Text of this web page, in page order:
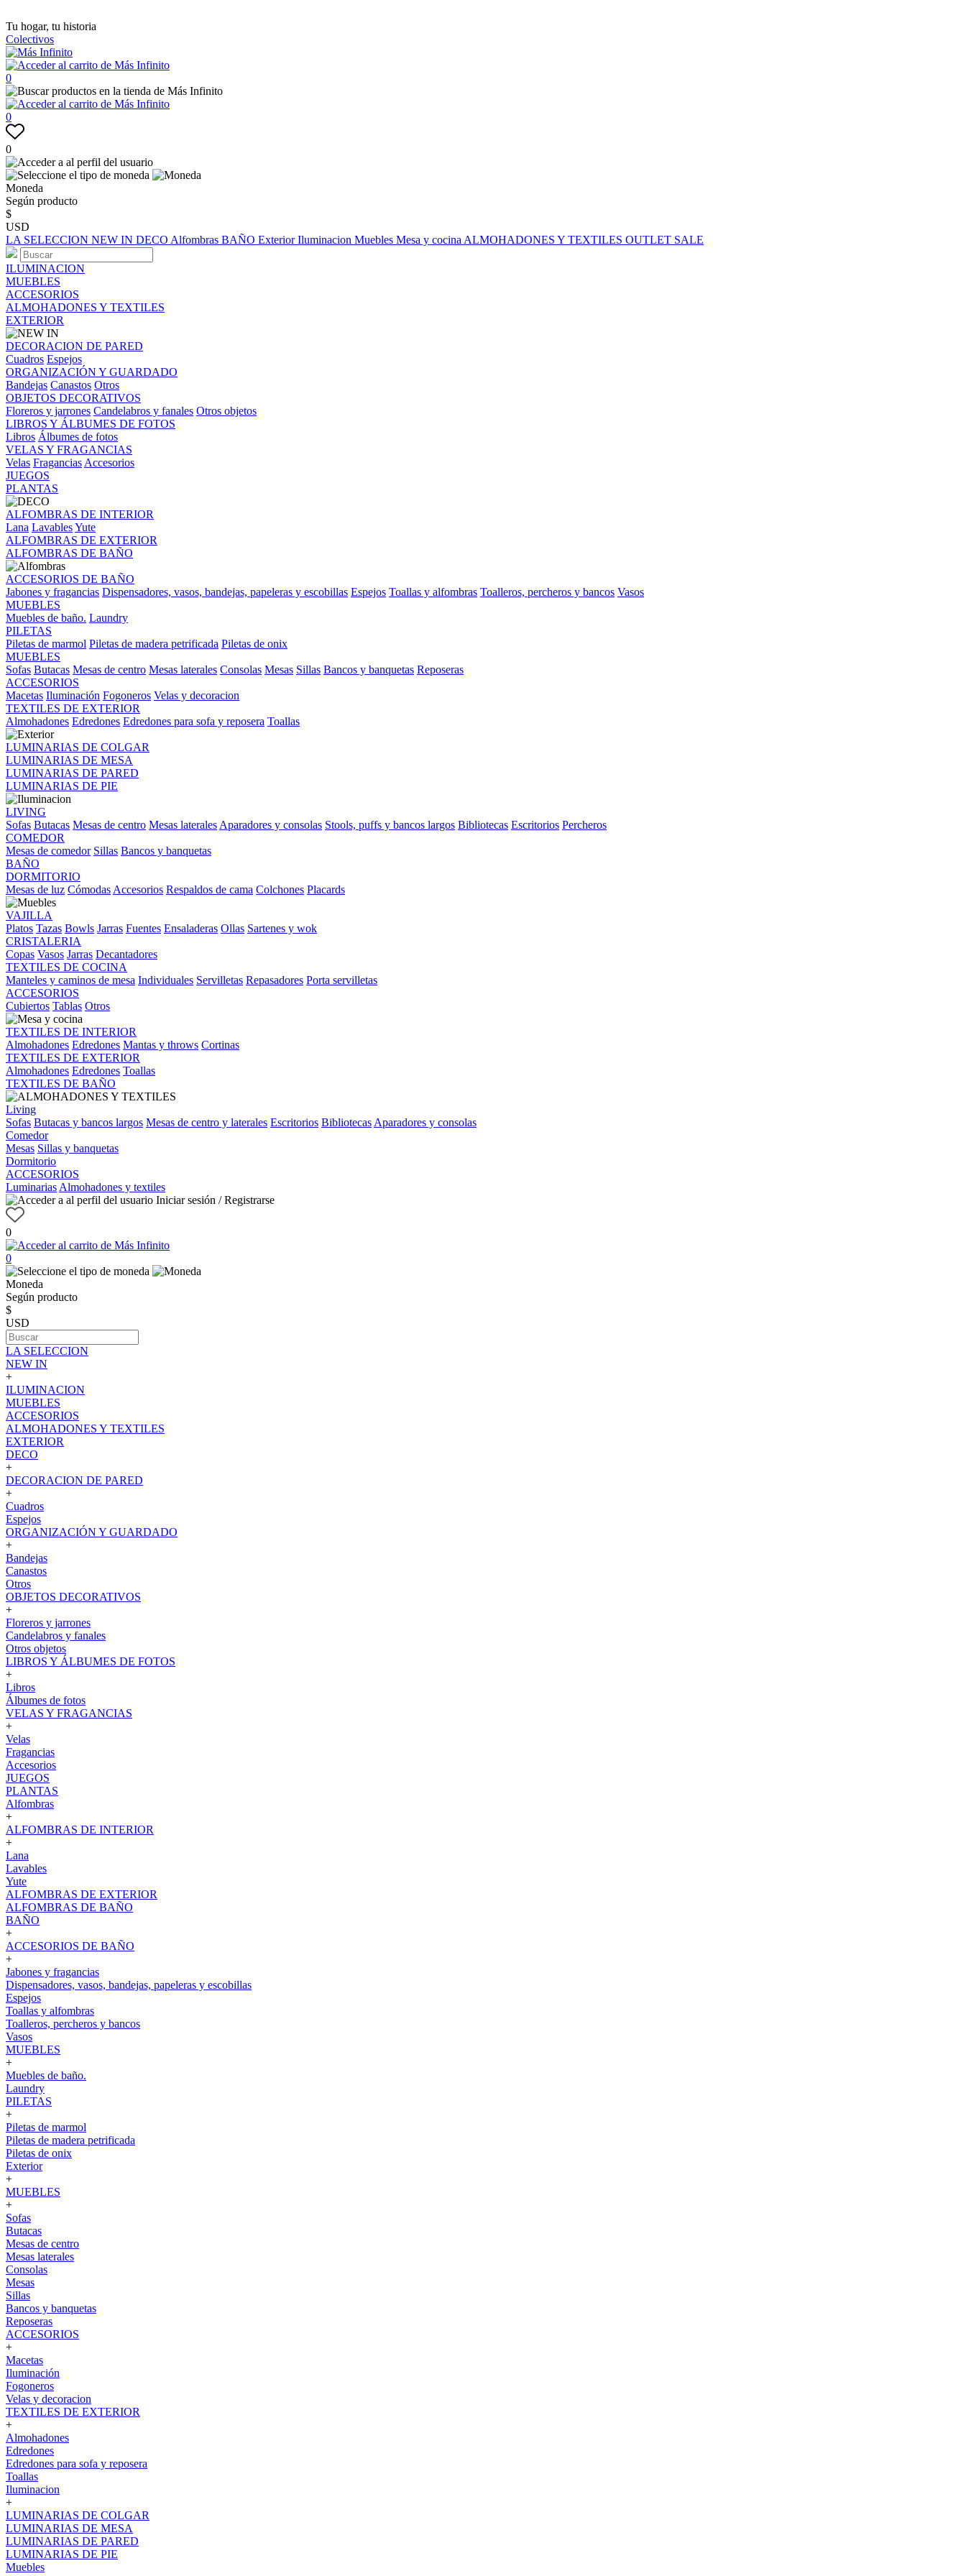
Tu hogar, tu historia
Colectivos
0
0
0
Moneda
Según producto
$
USD
LA SELECCION NEW IN DECO Alfombras BAÑO ExteriorIluminacion Muebles Mesa y cocina ALMOHADONES Y TEXTILES OUTLET SALE
ILUMINACION
MUEBLES
ACCESORIOS
ALMOHADONES Y TEXTILES
EXTERIOR
DECORACION DE PARED
Cuadros Espejos
ORGANIZACIÓN Y GUARDADO
Bandejas Canastos Otros
OBJETOS DECORATIVOS
Floreros y jarrones Candelabros y fanales Otros objetos
LIBROS Y ÁLBUMES DE FOTOS
Libros Álbumes de fotos
VELAS Y FRAGANCIAS
Velas Fragancias Accesorios
JUEGOS
PLANTAS
ALFOMBRAS DE INTERIOR
Lana LavablesYute
ALFOMBRAS DE EXTERIOR
ALFOMBRAS DE BAÑO
ACCESORIOS DE BAÑO
Jabones y fragancias Dispensadores, vasos, bandejas, papeleras y escobillas Espejos Toallas y alfombras Toalleros, percheros y bancos Vasos
MUEBLES
Muebles de baño. Laundry
PILETAS
Piletas de marmol Piletas de madera petrificada Piletas de onix
MUEBLES
Sofas Butacas Mesas de centro Mesas laterales Consolas Mesas Sillas Bancos y banquetas Reposeras
ACCESORIOS
Macetas Iluminación Fogoneros Velas y decoracion
TEXTILES DE EXTERIOR
Almohadones Edredones Edredones para sofa y reposera Toallas
LUMINARIAS DE COLGAR
LUMINARIAS DE MESA
LUMINARIAS DE PARED
LUMINARIAS DE PIE
LIVING
Sofas Butacas Mesas de centro Mesas laterales Aparadores y consolas Stools, puffs y bancos largos Bibliotecas Escritorios Percheros
COMEDOR
Mesas de comedor Sillas Bancos y banquetas
BAÑO
DORMITORIO
Mesas de luz Cómodas Accesorios Respaldos de cama Colchones Placards
VAJILLA
Platos Tazas Bowls Jarras Fuentes Ensaladeras Ollas Sartenes y wok
CRISTALERIA
Copas Vasos Jarras Decantadores
TEXTILES DE COCINA
Manteles y caminos de mesa Individuales Servilletas Repasadores Porta servilletas
ACCESORIOS
Cubiertos Tablas Otros
TEXTILES DE INTERIOR
Almohadones Edredones Mantas y throws Cortinas
TEXTILES DE EXTERIOR
Almohadones Edredones Toallas
TEXTILES DE BAÑO
Living
Sofas Butacas y bancos largos Mesas de centro y laterales Escritorios Bibliotecas Aparadores y consolas
Comedor
Mesas Sillas y banquetas
Dormitorio
ACCESORIOS
Luminarias Almohadones y textiles
Iniciar sesión / Registrarse
0
0
Moneda
Según producto
$
USD
LA SELECCION
NEW IN
+
ILUMINACION
MUEBLES
ACCESORIOS
ALMOHADONES Y TEXTILES
EXTERIOR
DECO
+
DECORACION DE PARED
+
Cuadros
Espejos
ORGANIZACIÓN Y GUARDADO
+
Bandejas
Canastos
Otros
OBJETOS DECORATIVOS
+
Floreros y jarrones
Candelabros y fanales
Otros objetos
LIBROS Y ÁLBUMES DE FOTOS
+
Libros
Álbumes de fotos
VELAS Y FRAGANCIAS
+
Velas
Fragancias
Accesorios
JUEGOS
PLANTAS
Alfombras
+
ALFOMBRAS DE INTERIOR
+
Lana
Lavables
Yute
ALFOMBRAS DE EXTERIOR
ALFOMBRAS DE BAÑO
BAÑO
+
ACCESORIOS DE BAÑO
+
Jabones y fragancias
Dispensadores, vasos, bandejas, papeleras y escobillas
Espejos
Toallas y alfombras
Toalleros, percheros y bancos
Vasos
MUEBLES
+
Muebles de baño.
Laundry
PILETAS
+
Piletas de marmol
Piletas de madera petrificada
Piletas de onix
Exterior
+
MUEBLES
+
Sofas
Butacas
Mesas de centro
Mesas laterales
Consolas
Mesas
Sillas
Bancos y banquetas
Reposeras
ACCESORIOS
+
Macetas
Iluminación
Fogoneros
Velas y decoracion
TEXTILES DE EXTERIOR
+
Almohadones
Edredones
Edredones para sofa y reposera
Toallas
Iluminacion
+
LUMINARIAS DE COLGAR
LUMINARIAS DE MESA
LUMINARIAS DE PARED
LUMINARIAS DE PIE
Muebles